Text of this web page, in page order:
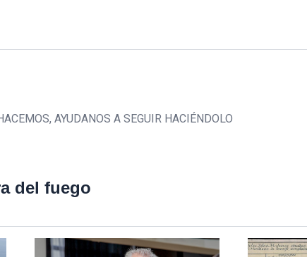
AYUDANOS A SEGUIR HACIÉNDOLO
del fuego